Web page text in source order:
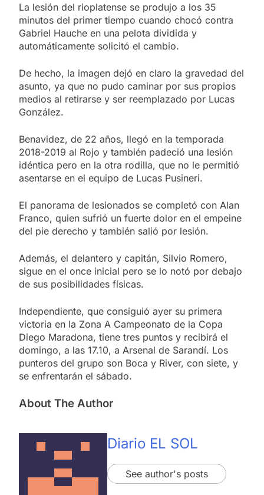
La lesión del rioplatense se produjo a los 35
minutos del primer tiempo cuando chocó contra
Gabriel Hauche en una pelota dividida y
automáticamente solicitó el cambio.
De hecho, la imagen dejó en claro la gravedad del
asunto, ya que no pudo caminar por sus propios
medios al retirarse y ser reemplazado por Lucas
González.
Benavidez, de 22 años, llegó en la temporada
2018-2019 al Rojo y también padeció una lesión
idéntica pero en la otra rodilla, que no le permitió
asentarse en el equipo de Lucas Pusineri.
El panorama de lesionados se completó con Alan
Franco, quien sufrió un fuerte dolor en el empeine
del pie derecho y también salió por lesión.
Además, el delantero y capitán, Silvio Romero,
sigue en el once inicial pero se lo notó por debajo
de sus posibilidades físicas.
Independiente, que consiguió ayer su primera
victoria en la Zona A Campeonato de la Copa
Diego Maradona, tiene tres puntos y recibirá el
domingo, a las 17.10, a Arsenal de Sarandí. Los
punteros del grupo son Boca y River, con siete, y
se enfrentarán el sábado.
About The Author
Diario EL SOL
See author's posts